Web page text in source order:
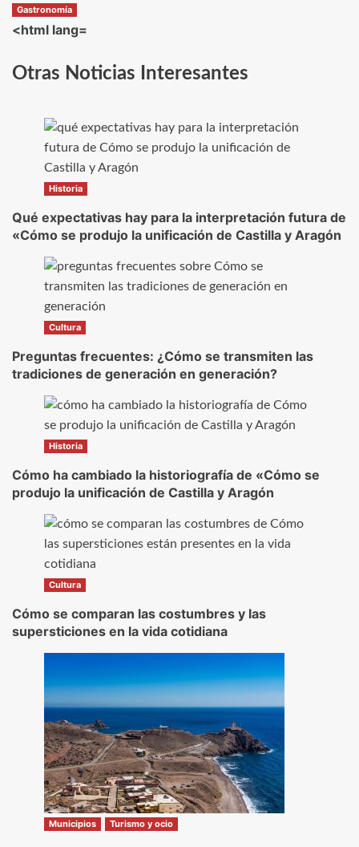
Gastronomía
<html lang=
Otras Noticias Interesantes
Historia
Qué expectativas hay para la interpretación futura de
«Cómo se produjo la unificación de Castilla y Aragón
Cultura
Preguntas frecuentes: ¿Cómo se transmiten las
tradiciones de generación en generación?
Historia
Cómo ha cambiado la historiografía de «Cómo se
produjo la unificación de Castilla y Aragón
Cultura
Cómo se comparan las costumbres y las
supersticiones en la vida cotidiana
Municipios Turismo y ocio